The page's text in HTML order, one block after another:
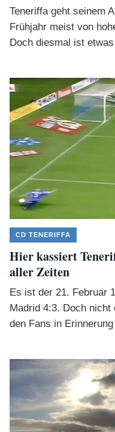
Teneriffa geht seinem
Frühjahr meist von
Doch diesmal ist
CD TENERIFFA
Hier kassiert
aller Zeiten
Es ist der 21. Februar
Madrid 4:3. Doch
den Fans in